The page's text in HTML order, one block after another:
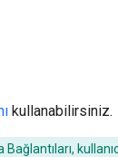
kullanabilirsiniz.